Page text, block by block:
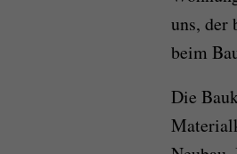
uns, der
beim
Die